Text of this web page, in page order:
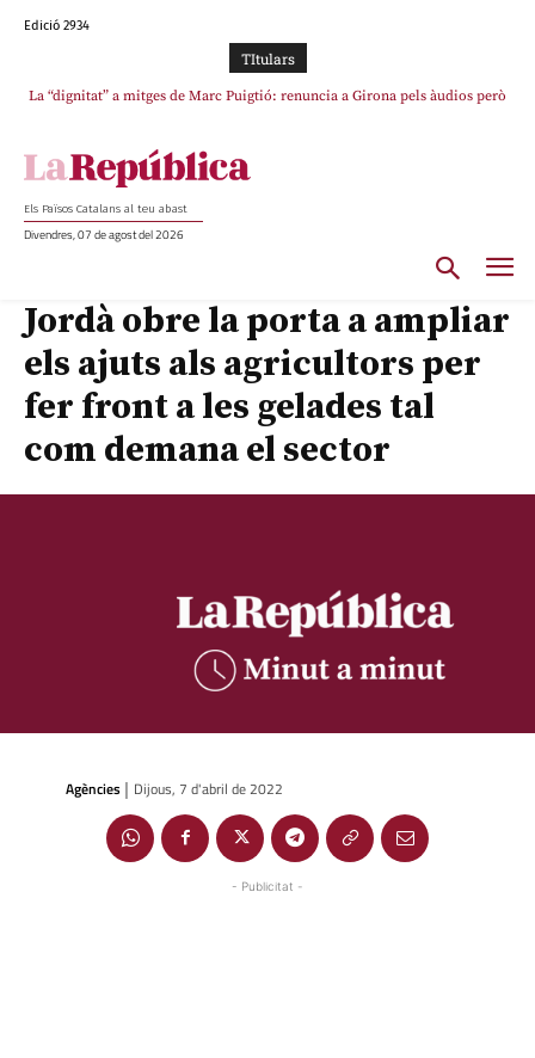
Edició 2934
TItulars
La “dignitat” a mitges de Marc Puigtió: renuncia a Girona pels àudios però
Junts exigeix que Catalunya quedi “fora” del repartiment dels menors
Els Països Catalans al teu abast
Divendres, 07 de agost del 2026
Jordà obre la porta a ampliar
els ajuts als agricultors per
fer front a les gelades tal
com demana el sector
Agències | Dijous, 7 d'abril de 2022
- Publicitat -